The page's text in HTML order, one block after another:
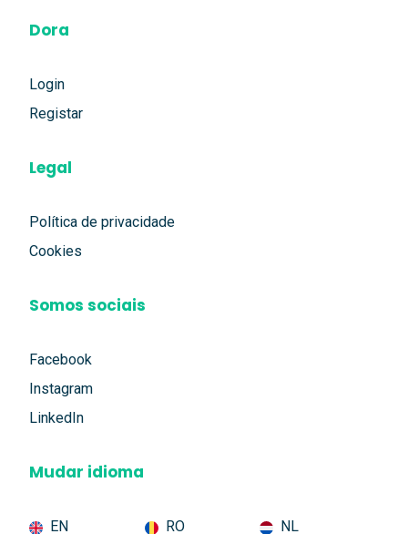
Dora
Login
Registar
Legal
Política de privacidade
Cookies
Somos sociais
Facebook
Instagram
LinkedIn
Mudar idioma
EN RO NL